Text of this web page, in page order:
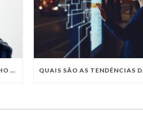
POTENCIALIZE O DESEMPENHO DA SUA EMPRESA COM OS SERVIÇOS DE TI DA VIVO VITA